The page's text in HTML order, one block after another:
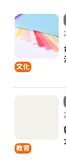
文化
教育